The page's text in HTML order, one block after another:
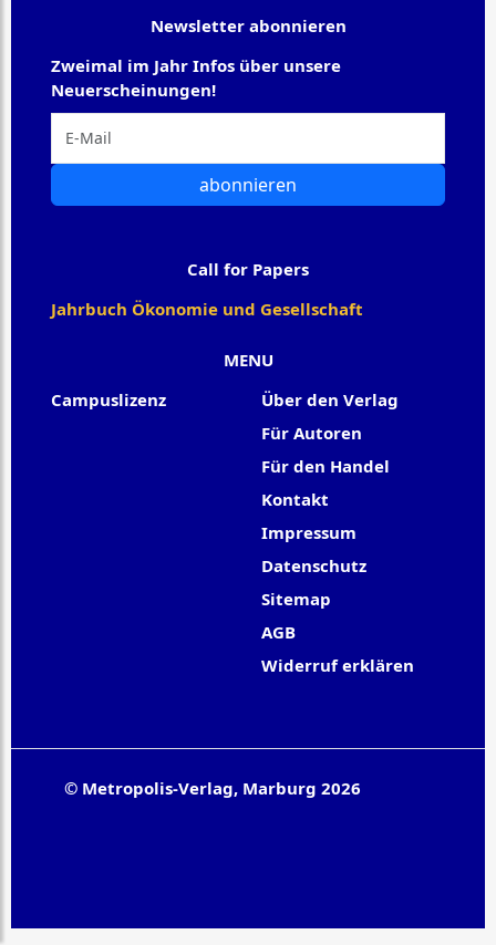
MENU
Campuslizenz
Über den Verlag
Für Autoren
Für den Handel
Kontakt
Impressum
Datenschutz
Sitemap
AGB
Widerruf erklären
Newsletter abonnieren
Zweimal im Jahr Infos über unsere
Neuerscheinungen!
abonnieren
Call for Papers
Jahrbuch Ökonomie und Gesellschaft
© Metropolis-Verlag, Marburg 2026